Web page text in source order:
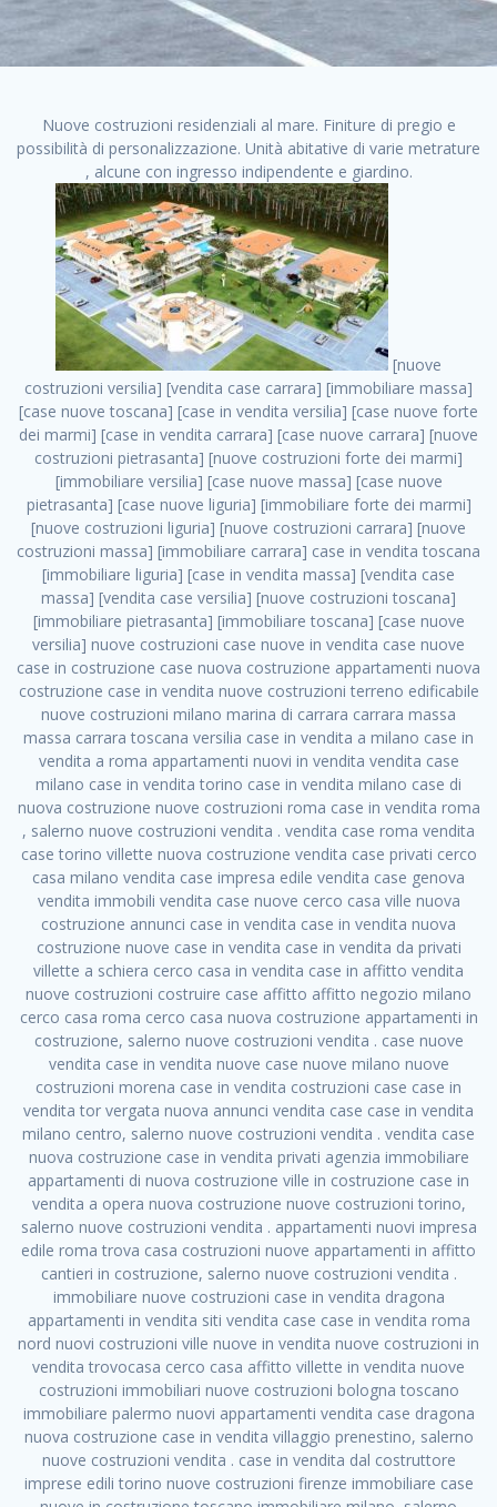
Nuove costruzioni residenziali al mare. Finiture di pregio e
possibilità di personalizzazione. Unità abitative di varie metrature
, alcune con ingresso indipendente e giardino.
[nuove costruzioni versilia] [vendita case carrara] [immobiliare massa] [case nuove toscana] [case in vendita versilia] [case nuove forte dei marmi] [case in vendita carrara] [case nuove carrara] [nuove costruzioni pietrasanta] [nuove costruzioni forte dei marmi] [immobiliare versilia] [case nuove massa] [case nuove pietrasanta] [case nuove liguria] [immobiliare forte dei marmi] [nuove costruzioni liguria] [nuove costruzioni carrara] [nuove costruzioni massa] [immobiliare carrara] case in vendita toscana [immobiliare liguria] [case in vendita massa] [vendita case massa] [vendita case versilia] [nuove costruzioni toscana] [immobiliare pietrasanta] [immobiliare toscana] [case nuove versilia] nuove costruzioni case nuove in vendita case nuove case in costruzione case nuova costruzione appartamenti nuova costruzione case in vendita nuove costruzioni terreno edificabile nuove costruzioni milano marina di carrara carrara massa massa carrara toscana versilia case in vendita a milano case in vendita a roma appartamenti nuovi in vendita vendita case milano case in vendita torino case in vendita milano case di nuova costruzione nuove costruzioni roma case in vendita roma , salerno nuove costruzioni vendita . vendita case roma vendita case torino villette nuova costruzione vendita case privati cerco casa milano vendita case impresa edile vendita case genova vendita immobili vendita case nuove cerco casa ville nuova costruzione annunci case in vendita case in vendita nuova costruzione nuove case in vendita case in vendita da privati villette a schiera cerco casa in vendita case in affitto vendita nuove costruzioni costruire case affitto affitto negozio milano cerco casa roma cerco casa nuova costruzione appartamenti in costruzione, salerno nuove costruzioni vendita . case nuove vendita case in vendita nuove case nuove milano nuove costruzioni morena case in vendita costruzioni case case in vendita tor vergata nuova annunci vendita case case in vendita milano centro, salerno nuove costruzioni vendita . vendita case nuova costruzione case in vendita privati agenzia immobiliare appartamenti di nuova costruzione ville in costruzione case in vendita a opera nuova costruzione nuove costruzioni torino, salerno nuove costruzioni vendita . appartamenti nuovi impresa edile roma trova casa costruzioni nuove appartamenti in affitto cantieri in costruzione, salerno nuove costruzioni vendita . immobiliare nuove costruzioni case in vendita dragona appartamenti in vendita siti vendita case case in vendita roma nord nuovi costruzioni ville nuove in vendita nuove costruzioni in vendita trovocasa cerco casa affitto villette in vendita nuove costruzioni immobiliari nuove costruzioni bologna toscano immobiliare palermo nuovi appartamenti vendita case dragona nuova costruzione case in vendita villaggio prenestino, salerno nuove costruzioni vendita . case in vendita dal costruttore imprese edili torino nuove costruzioni firenze immobiliare case nuove in costruzione toscano immobiliare milano, salerno nuove costruzioni vendita . casanuova case in vendita acilia dragona case in vendita di nuova costruzione case in vendita da costruttore nuove costruzioni eur case e cantieri appartamenti in vendita nuova costruzione case in vendita a dragona roma case in vendita nuove case in costruzione porta portese immobiliare appartamenti cerco casa disperatamente case in vendita torresina cascine in vendita vendita immobili roma, salerno nuove costruzioni vendita . milano nuove costruzioni morena case in vendita costruzioni edili nuove costruzioni catania visure catastali on line gratis nuove costruzioni monza case in costruzione milano, salerno nuove costruzioni vendita . nuove costruzioni boccea vendita immobili milano attico immobiliare roma vendita imprese edili bergamo impresa edile bologna case in vendita a classe appartamento nuovo nuove costruzioni pietralata case costruzione case in vendita roma sud nuove costruzioni residenziali a milano appartamenti nuova costruzione milano case in vendita boccea case in vendita morena nuove costruzioni vendita immobili privati, salerno nuove costruzioni vendita . comprare casa nuova costruzione case in vendita con leasing case in vendita ostia antica case nuova costruzione milano appartamenti nuovi milano case nuove roma nuove costruzioni bari edilizia convenzionata case in vendita a tortona villaggio prenestino case in vendita toscano immobiliare professione casa nuove costruzioni parma impresa costruzioni nuove case nuove costruzioni bergamo vendita immobili torino ville di nuova costruzione solo affitti appartamento nuovo in vendita appartamenti nuova costruzione roma case nuova costruzione roma, salerno nuove costruzioni vendita . nuove costruzioni a milano case in costruzione roma impresa di costruzioni grimaldi immobiliare costruzioni villetta nuova costruzione case in vendita da imprese edili cerco casa a acquisto casa in costruzione nuove costruzioni mare costruzioni immobiliari cantieri nuove costruzioni acquisto casa nuova costruzione nuove costruzioni padova comprare casa in costruzione impresa edile napoli nuove costruzioni pescara casa risorse immobiliari, salerno nuove costruzioni vendita . immobili in costruzione villette nuove villette nuove in vendita gabetti imprese edili verona nuove costruzioni milano sud nuovi immobili nuove costruzioni legnano, salerno nuove costruzioni vendita . cantieri nuove costruzioni milano villa nuova case vendita nuove costruzioni appartamenti in vendita nuovi immobili nuovi costruttori case imprese edili brescia nuovi appartamenti milano case in vendita selva nera casa nuova retecasa case nuova costruzione in vendita monolocale imprese edili firenze imprese edili padova frimm vendita case dragona nuove costruzioni vendita imprese edili parma imprese di costruzioni milano immobiliare toscano frimm immobiliare roma case case dal costruttore acquisto terreno agricolo imprese edili italiane roma vende casa case nuove a milano nuove costruzioni a roma imprese costruzioni roma cerco casa nuova immobili di nuova costruzione case in vendita castelverde roma impresa edile palermo rent to buy roma nuove costruzioni, salerno nuove costruzioni vendita . tempocasa case in vendita a riscatto nuove costruzioni varese nuove costruzioni bolzano vendita case in costruzione nuove costruzioni lecce cantiere milano costruire villa imprese edili treviso impresa edile catania case in vendita roma tiburtina vendita appartamenti nuova costruzione vendita immobili commerciali case nuove in vendita milano nuove costruzioni seregno cerca casa vendita cerco casa milano vendita nuove costruzioni milano ovest vendita case nuove milano imprese edili modena nuove costruzioni milano centro case in vendita aranova nuove abitazioni, salerno nuove costruzioni vendita ., salerno nuove costruzioni vendita . nuove costruzioni brescia nuove costruzioni como appartamenti nuovi in vendita a milano case in vendita bologna nuove costruzioni appartamenti in vendita milano nuova costruzione imprese edili como morena nuove costruzioni nuove costruzioni case vendita appartamenti nuovi nuove costruzioni salerno eurekasa villette in costruzione bilocali nuovi case nuove in vendita a roma case in vendita con permuta nuove costruzioni trento impresa edile varese imprese costruzioni milano imprese edili venezia case in vendita prenestina imprese edili spa nuove costruzioni gallarate roma nuove costruzioni case in nuova costruzione nuovi case nuove in vendita a milano nuove costruzioni loano nuovi cantieri milano imprese edili novara case in vendita roma est imprese di costruzioni roma appartamenti in costruzione milano nuovi cantieri cerco casa vendita milano nuove costruzioni brugherio vendita case da imprese edili imprese edili udine nuove costruzioni direttamente dal costruttore imprese edili vicenza case in vendita a loano nuova costruzione nuove villette prezzi case nuove case in vendita in costruzione compravendita terreno agricolo cantiere, salerno nuove costruzioni vendita . case in vendita milano navigli costruzione nuova casa costruzioni nuove milano nuove costruzioni roma rent to buy nuove costruzioni taranto palazzo in costruzione vendita appartamenti nuova costruzione milano centro costruzioni milano case in vendita milano nuove costruzioni case in vendita milano sud impresa edile como case nuove a roma boccea case in vendita imprese edili trento nuove costruzioni buccinasco case in costruzione a milano nuove costruzioni ripamonti case in vendita a salerno nuove costruzioni nuove residenze milano case nuove vendita milano nuove costruzioni milano nord nuove costruzioni livorno vendita nuove costruzioni roma nuove costruzioni liguria costruzioni roma cerco casa roma vendita nuove costruzioni classe a impresa edile rimini nuovi annunci case in vendita nuove costruzioni magenta todini costruzioni case grezze in vendita vendita appartamenti nuovi milano case in vendita gallaratese milano nuove costruzioni arezzo, salerno nuove costruzioni vendita . case in vendita castelverde case nuove dal costruttore nuovo appartamento nuove costruzioni desenzano imprese edili lombardia imprese edili veneto appartamenti in costruzione roma case vendita pescara nuove costruzioni case in vendita ad acilia imprese edili verona e provincia nuove costruzioni desio appartamenti classe a milano firenze nuove costruzioni pirelli re immobiliare grandi imprese di costruzioni case in vendita torresina roma case in vendita navigli milano nuove costruzioni roma centro nuovecostruzioni appartamenti nuovi a milano impresa edile ancona nuove residenze dr